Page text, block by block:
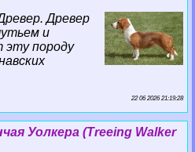
Древер
и
эту породу
22 06 2026 21:19:28
Уолкера (Treeing Walker